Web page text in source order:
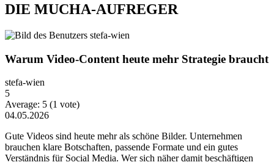
DIE MUCHA-AUFREGER
Warum Video-Content heute mehr Strategie braucht
stefa-wien
5
Average: 5 (1 vote)
04.05.2026
Gute Videos sind heute mehr als schöne Bilder. Unternehmen
brauchen klare Botschaften, passende Formate und ein gutes
Verständnis für Social Media. Wer sich näher damit beschäftigen